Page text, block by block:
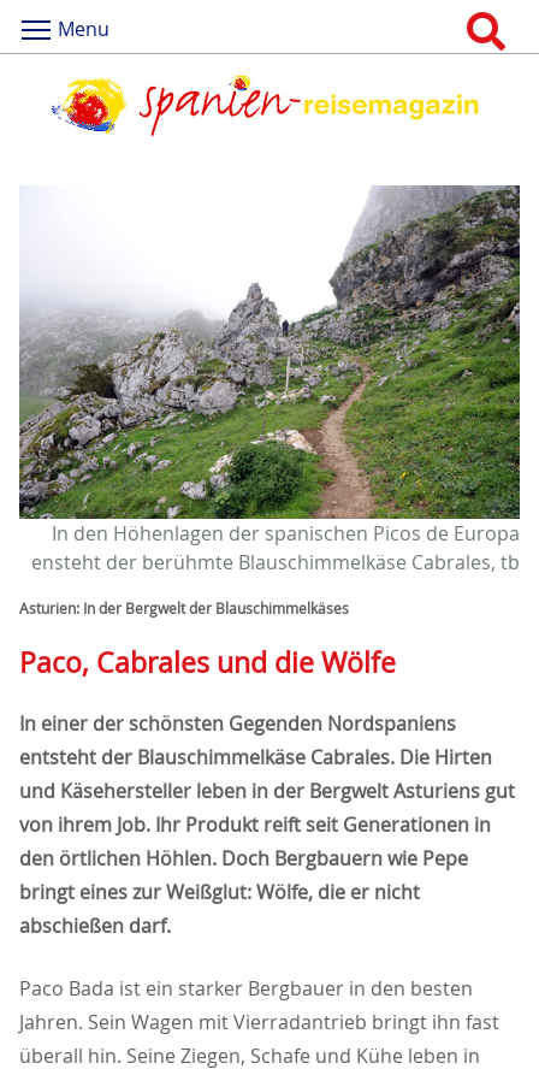
Menu
In den Höhenlagen der spanischen Picos de Europa
ensteht der berühmte Blauschimmelkäse Cabrales, tb
Asturien: In der Bergwelt der Blauschimmelkäses
Paco, Cabrales und die Wölfe
In einer der schönsten Gegenden Nordspaniens
entsteht der Blauschimmelkäse Cabrales. Die Hirten
und Käsehersteller leben in der Bergwelt Asturiens gut
von ihrem Job. Ihr Produkt reift seit Generationen in
den örtlichen Höhlen. Doch Bergbauern wie Pepe
bringt eines zur Weißglut: Wölfe, die er nicht
abschießen darf.
Paco Bada ist ein starker Bergbauer in den besten
Jahren. Sein Wagen mit Vierradantrieb bringt ihn fast
überall hin. Seine Ziegen, Schafe und Kühe leben in